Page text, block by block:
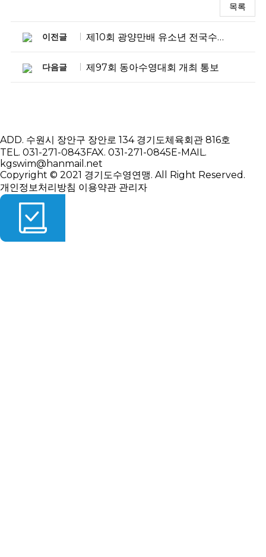
목록
이전글 제10회 광양만배 유소년 전국수영대회 개최 통보
제97회 동아수영대회 개최 통보
다음글
ADD. 수원시 장안구 장안로 134 경기도체육회관 816호
TEL. 031-271-0843 FAX. 031-271-0845 E-MAIL.
kgswim@hanmail.net
Copyright © 2021 경기도수영연맹. All Right Reserved.
개인정보처리방침 이용약관 관리자